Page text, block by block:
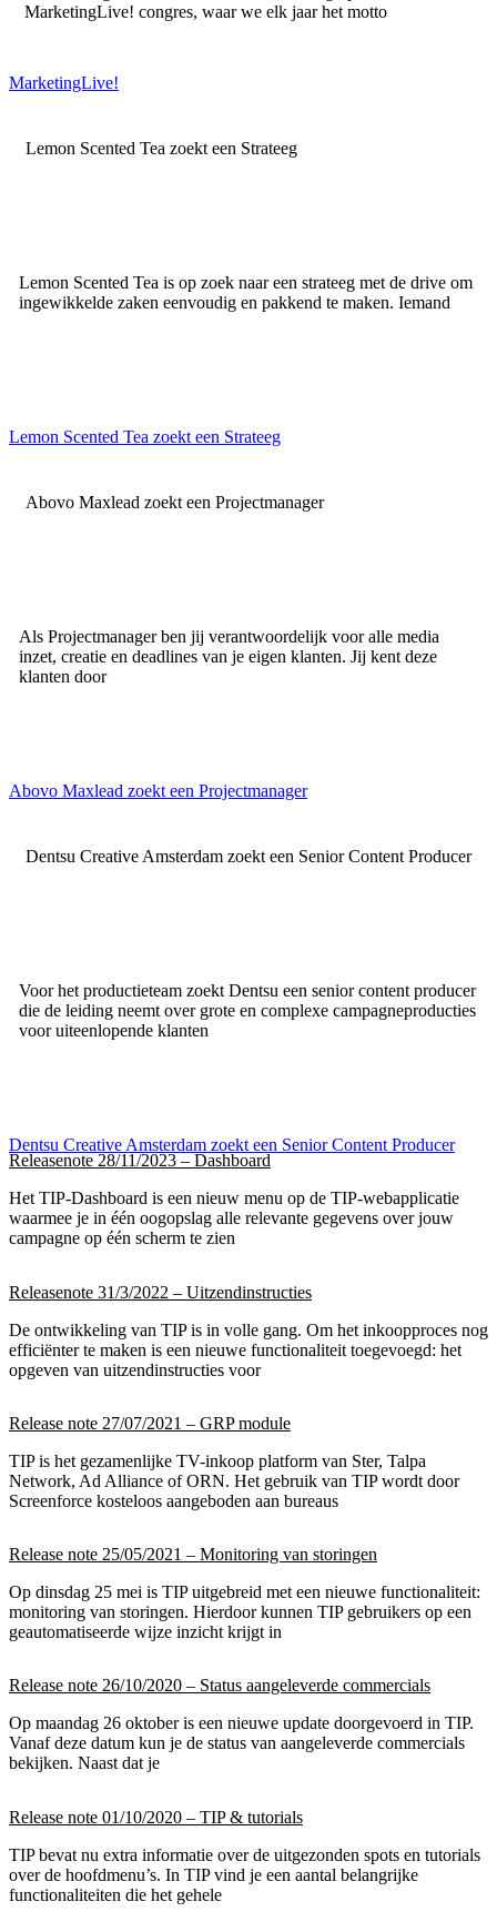
MarketingLive! congres, waar we elk jaar het motto
MarketingLive!
Lemon Scented Tea zoekt een Strateeg
Lemon Scented Tea is op zoek naar een strateeg met de drive om
ingewikkelde zaken eenvoudig en pakkend te maken. Iemand
Lemon Scented Tea zoekt een Strateeg
Abovo Maxlead zoekt een Projectmanager
Als Projectmanager ben jij verantwoordelijk voor alle media
inzet, creatie en deadlines van je eigen klanten. Jij kent deze
klanten door
Abovo Maxlead zoekt een Projectmanager
Dentsu Creative Amsterdam zoekt een Senior Content Producer
Voor het productieteam zoekt Dentsu een senior content producer
die de leiding neemt over grote en complexe campagneproducties
voor uiteenlopende klanten
Dentsu Creative Amsterdam zoekt een Senior Content Producer
Releasenote 28/11/2023 – Dashboard
Het TIP-Dashboard is een nieuw menu op de TIP-webapplicatie
waarmee je in één oogopslag alle relevante gegevens over jouw
campagne op één scherm te zien
Releasenote 31/3/2022 – Uitzendinstructies
De ontwikkeling van TIP is in volle gang. Om het inkoopproces nog
efficiënter te maken is een nieuwe functionaliteit toegevoegd: het
opgeven van uitzendinstructies voor
Release note 27/07/2021 – GRP module
TIP is het gezamenlijke TV-inkoop platform van Ster, Talpa
Network, Ad Alliance of ORN. Het gebruik van TIP wordt door
Screenforce kosteloos aangeboden aan bureaus
Release note 25/05/2021 – Monitoring van storingen
Op dinsdag 25 mei is TIP uitgebreid met een nieuwe functionaliteit:
monitoring van storingen. Hierdoor kunnen TIP gebruikers op een
geautomatiseerde wijze inzicht krijgt in
Release note 26/10/2020 – Status aangeleverde commercials
Op maandag 26 oktober is een nieuwe update doorgevoerd in TIP.
Vanaf deze datum kun je de status van aangeleverde commercials
bekijken. Naast dat je
Release note 01/10/2020 – TIP & tutorials
TIP bevat nu extra informatie over de uitgezonden spots en tutorials
over de hoofdmenu’s. In TIP vind je een aantal belangrijke
functionaliteiten die het gehele